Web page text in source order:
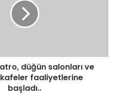
düğün salonları ve
faaliyetlerine
başladı..